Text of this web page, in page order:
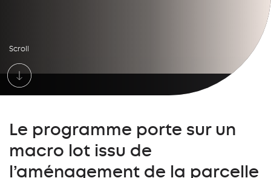
Scroll
Le programme porte sur un
macro lot issu de
l’aménagement de la parcelle